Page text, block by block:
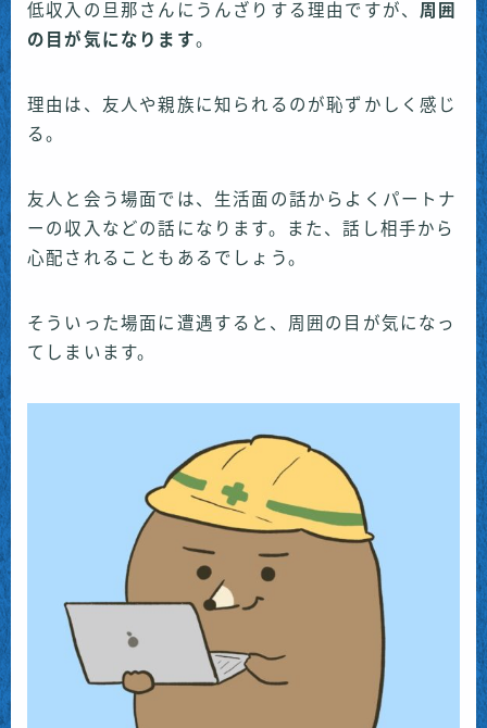
低収入の旦那さんにうんざりする理由ですが、 周囲
の目が気になります。
理由は、友人や親族に知られるのが恥ずかしく感じ
る。
友人と会う場面では、生活面の話からよくパートナ
ーの収入などの話になります。また、話し相手から
心配されることもあるでしょう。
そういった場面に遭遇すると、周囲の目が気になっ
てしまいます。